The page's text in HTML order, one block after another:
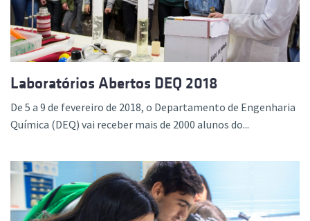
Laboratórios Abertos DEQ 2018
De 5 a 9 de fevereiro de 2018, o Departamento de Engenharia
Química (DEQ) vai receber mais de 2000 alunos do...